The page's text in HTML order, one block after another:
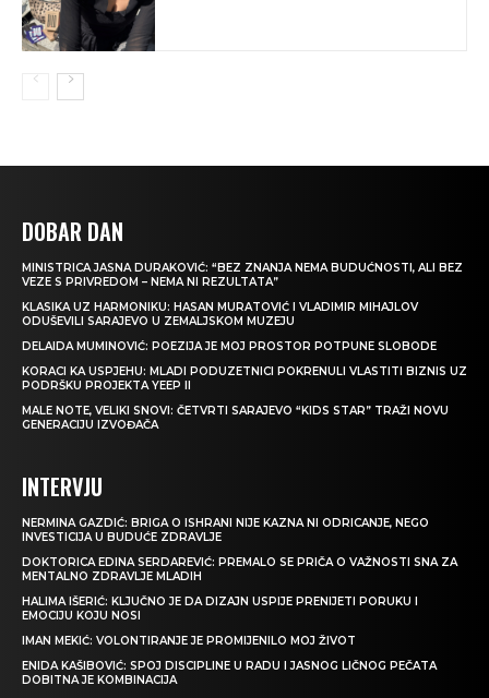
DOBAR DAN
MINISTRICA JASNA DURAKOVIĆ: “BEZ ZNANJA NEMA BUDUĆNOSTI, ALI BEZ
VEZE S PRIVREDOM – NEMA NI REZULTATA”
KLASIKA UZ HARMONIKU: HASAN MURATOVIĆ I VLADIMIR MIHAJLOV
ODUŠEVILI SARAJEVO U ZEMALJSKOM MUZEJU
DELAIDA MUMINOVIĆ: POEZIJA JE MOJ PROSTOR POTPUNE SLOBODE
KORACI KA USPJEHU: MLADI PODUZETNICI POKRENULI VLASTITI BIZNIS UZ
PODRŠKU PROJEKTA YEEP II
MALE NOTE, VELIKI SNOVI: ČETVRTI SARAJEVO “KIDS STAR” TRAŽI NOVU
GENERACIJU IZVOĐAČA
INTERVJU
NERMINA GAZDIĆ: BRIGA O ISHRANI NIJE KAZNA NI ODRICANJE, NEGO
INVESTICIJA U BUDUĆE ZDRAVLJE
DOKTORICA EDINA SERDAREVIĆ: PREMALO SE PRIČA O VAŽNOSTI SNA ZA
MENTALNO ZDRAVLJE MLADIH
HALIMA IŠERIĆ: KLJUČNO JE DA DIZAJN USPIJE PRENIJETI PORUKU I
EMOCIJU KOJU NOSI
IMAN MEKIĆ: VOLONTIRANJE JE PROMIJENILO MOJ ŽIVOT
ENIDA KAŠIBOVIĆ: SPOJ DISCIPLINE U RADU I JASNOG LIČNOG PEČATA
DOBITNA JE KOMBINACIJA